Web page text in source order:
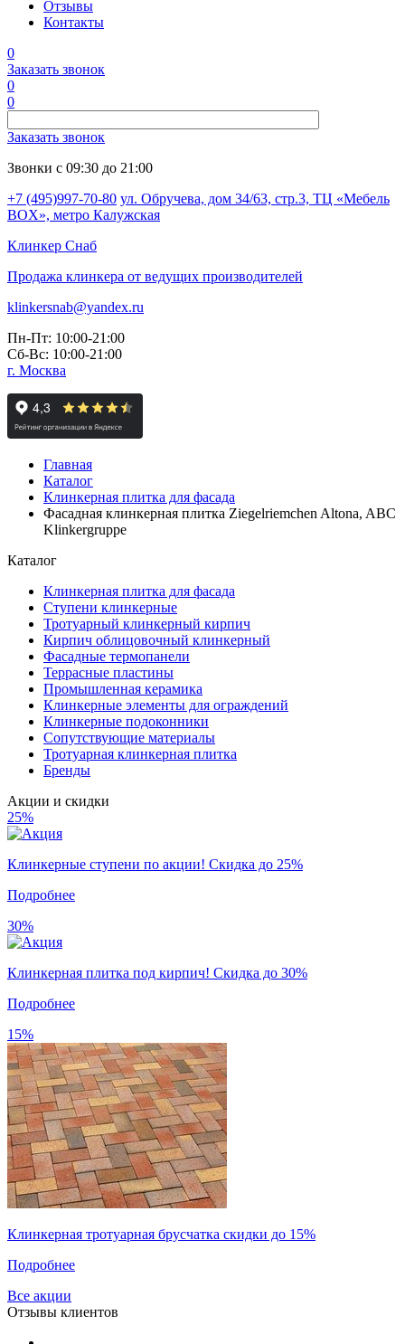
Отзывы
Контакты
0
Заказать звонок
0
0
Заказать звонок
Звонки с 09:30 до 21:00
+7 (495)997-70-80 ул. Обручева, дом 34/63, стр.3, ТЦ «Мебель
BOX», метро Калужская
Клинкер Снаб
Продажа клинкера от ведущих производителей
klinkersnab@yandex.ru
Пн-Пт: 10:00-21:00
Сб-Вс: 10:00-21:00
г. Москва
Главная
Каталог
Клинкерная плитка для фасада
Фасадная клинкерная плитка Ziegelriemchen Altona, ABC
Klinkergruppe
Каталог
Клинкерная плитка для фасада
Ступени клинкерные
Тротуарный клинкерный кирпич
Кирпич облицовочный клинкерный
Фасадные термопанели
Террасные пластины
Промышленная керамика
Клинкерные элементы для ограждений
Клинкерные подоконники
Сопутствующие материалы
Тротуарная клинкерная плитка
Бренды
Акции и скидки
25%
Клинкерные ступени по акции! Скидка до 25%
Подробнее
30%
Клинкерная плитка под кирпич! Скидка до 30%
Подробнее
15%
Клинкерная тротуарная брусчатка скидки до 15%
Подробнее
Все акции
Отзывы клиентов